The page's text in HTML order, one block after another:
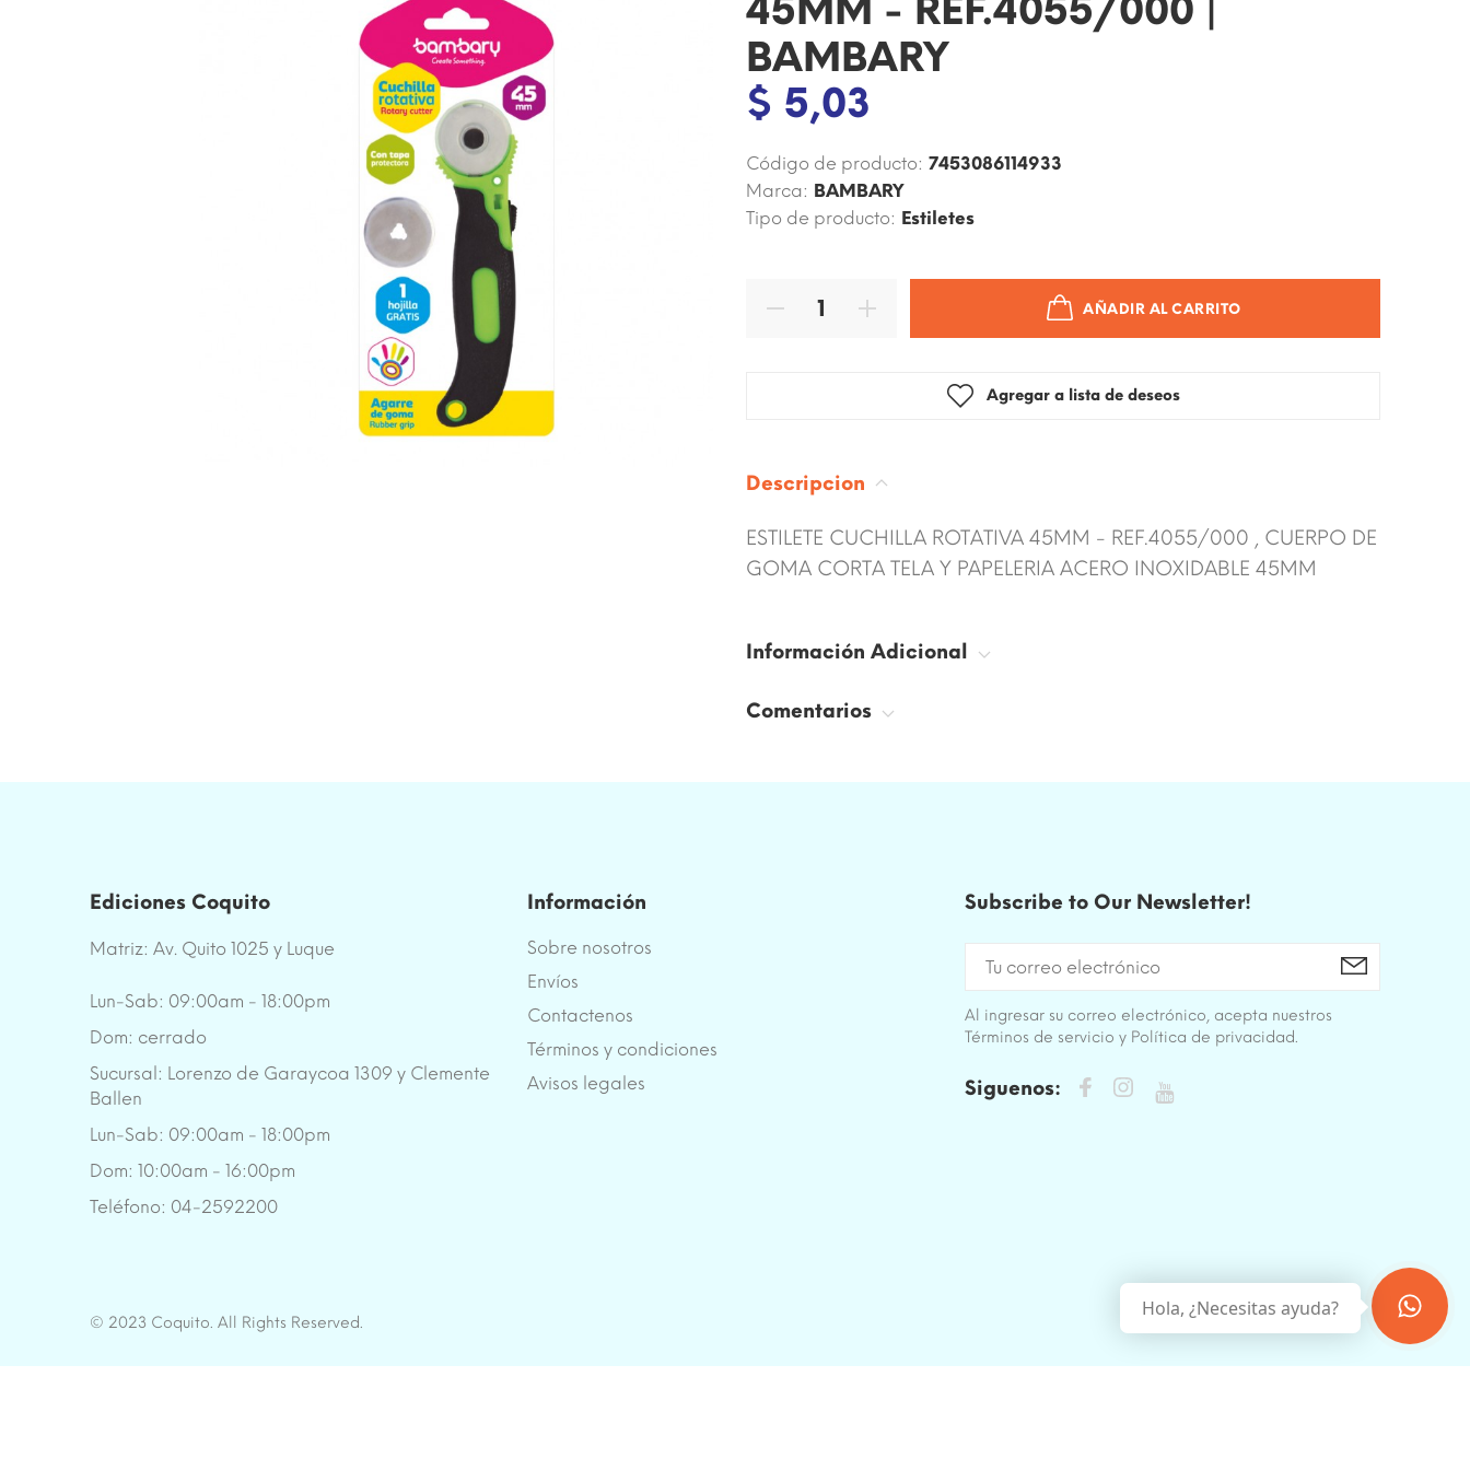
45MM - REF.4055/000 |
BAMBARY
$ 5,03
Código de producto: 7453086114933
Marca: BAMBARY
Tipo de producto: Estiletes
AÑADIR AL CARRITO
Agregar a lista de deseos
Descripcion
ESTILETE CUCHILLA ROTATIVA 45MM - REF.4055/000 , CUERPO DE
GOMA CORTA TELA Y PAPELERIA ACERO INOXIDABLE 45MM
Información Adicional
Comentarios
Ediciones Coquito
Matriz: Av. Quito 1025 y Luque
Lun-Sab: 09:00am - 18:00pm
Dom: cerrado
Sucursal: Lorenzo de Garaycoa 1309 y Clemente
Ballen
Lun-Sab: 09:00am - 18:00pm
Dom: 10:00am - 16:00pm
Teléfono: 04-2592200
Información
Sobre nosotros
Envíos
Contactenos
Términos y condiciones
Avisos legales
Subscribe to Our Newsletter!
Al ingresar su correo electrónico, acepta nuestros
Términos de servicio y Política de privacidad.
Siguenos:
© 2023 Coquito. All Rights Reserved.
Hola, ¿Necesitas ayuda?